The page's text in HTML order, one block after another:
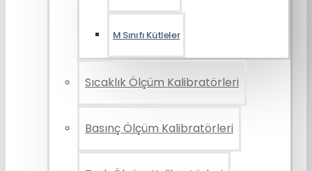
M Sınıfı Kütleler
Sıcaklık Ölçüm Kalibratörleri
Basınç Ölçüm Kalibratörleri